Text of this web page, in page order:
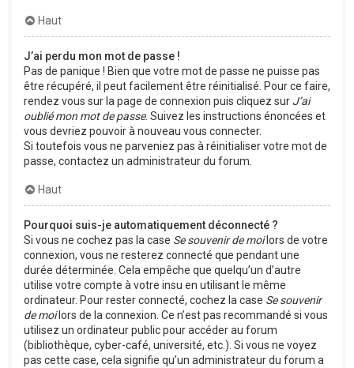
Haut
J’ai perdu mon mot de passe !
Pas de panique ! Bien que votre mot de passe ne puisse pas
être récupéré, il peut facilement être réinitialisé. Pour ce faire,
rendez vous sur la page de connexion puis cliquez sur J’ai
oublié mon mot de passe. Suivez les instructions énoncées et
vous devriez pouvoir à nouveau vous connecter.
Si toutefois vous ne parveniez pas à réinitialiser votre mot de
passe, contactez un administrateur du forum.
Haut
Pourquoi suis-je automatiquement déconnecté ?
Si vous ne cochez pas la case Se souvenir de moilors de votre
connexion, vous ne resterez connecté que pendant une
durée déterminée. Cela empêche que quelqu’un d’autre
utilise votre compte à votre insu en utilisant le même
ordinateur. Pour rester connecté, cochez la case Se souvenir
de moilors de la connexion. Ce n’est pas recommandé si vous
utilisez un ordinateur public pour accéder au forum
(bibliothèque, cyber-café, université, etc.). Si vous ne voyez
pas cette case, cela signifie qu’un administrateur du forum a